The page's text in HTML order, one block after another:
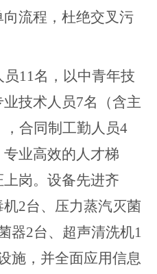
流程，杜绝交叉污
员11名，以中青年技
技术人员7名（含主
合同制工勤人员4
业高效的人才梯
岗。设备先进齐
2台、压力蒸汽灭菌
器2台、超声清洗机1
施，并全面应用信息